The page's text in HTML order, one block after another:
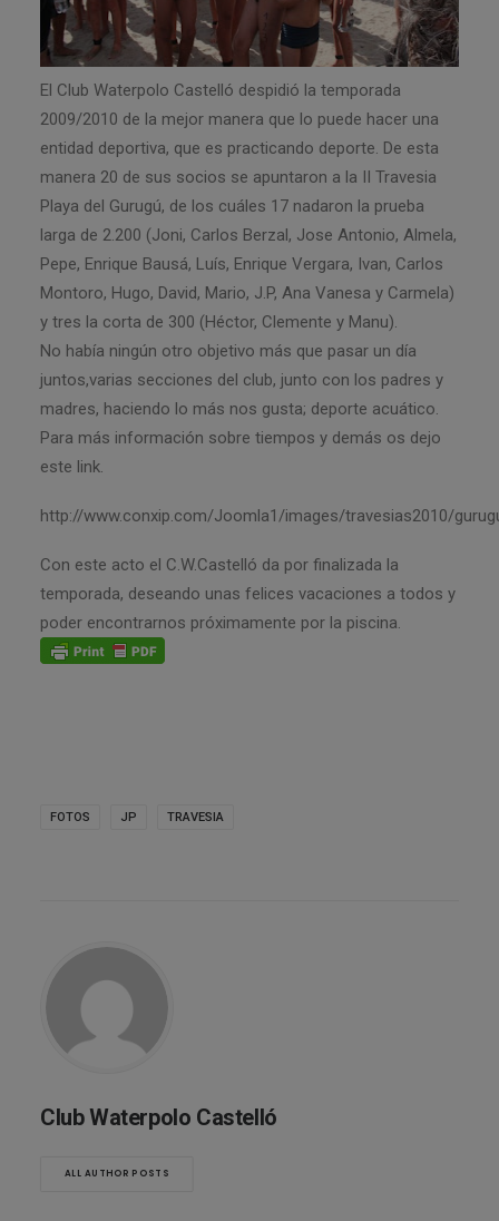
El Club Waterpolo Castelló despidió la temporada
2009/2010 de la mejor manera que lo puede hacer una
entidad deportiva, que es practicando deporte. De esta
manera 20 de sus socios se apuntaron a la II Travesia
Playa del Gurugú, de los cuáles 17 nadaron la prueba
larga de 2.200 (Joni, Carlos Berzal, Jose Antonio, Almela,
Pepe, Enrique Bausá, Luís, Enrique Vergara, Ivan, Carlos
Montoro, Hugo, David, Mario, J.P, Ana Vanesa y Carmela)
y tres la corta de 300 (Héctor, Clemente y Manu).
No había ningún otro objetivo más que pasar un día
juntos,varias secciones del club, junto con los padres y
madres, haciendo lo más nos gusta; deporte acuático.
Para más información sobre tiempos y demás os dejo
este link.
http://www.conxip.com/Joomla1/images/travesias2010/
Con este acto el C.W.Castelló da por finalizada la
temporada, deseando unas felices vacaciones a todos y
poder encontrarnos próximamente por la piscina.
FOTOS JP TRAVESIA
Club Waterpolo Castelló
ALL AUTHOR POSTS